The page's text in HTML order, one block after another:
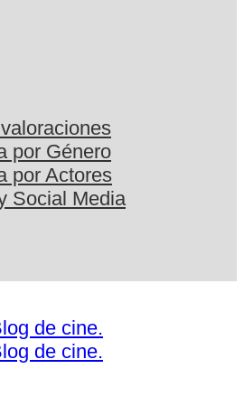
por Género
por Actores
Social Media